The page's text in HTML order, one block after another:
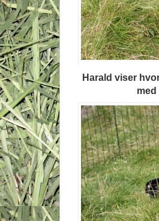
Harald viser
med